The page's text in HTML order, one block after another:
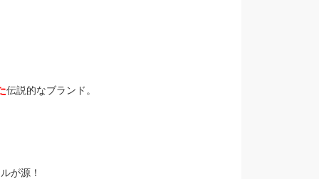
伝説的なブランド。
が源！